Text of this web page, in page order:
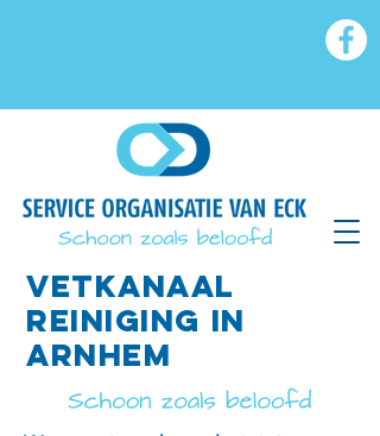
VETkanaal
reiniging in
arnhem